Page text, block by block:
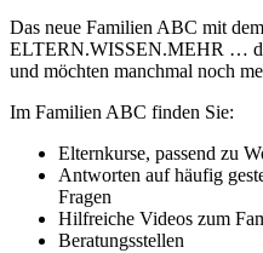
Das neue Familien ABC mit
ELTERN.WISSEN.MEHR …
und möchten manchmal noch
Im Familien ABC finden Sie:
Elternkurse, passend zu
Antworten auf häufig
Fragen
Hilfreiche Videos zum
Beratungsstellen